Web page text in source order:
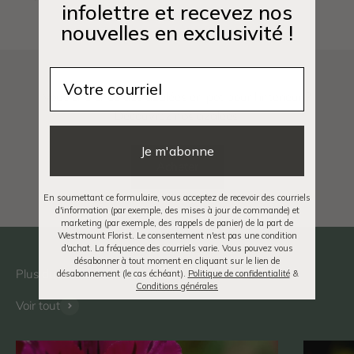
Vous cherchez des azalées en pot pour l'intérieur ?
Découvrez nos azalées.
Voir tout
infolettre et recevez nos
nouvelles en exclusivité !
Je m'abonne
En soumettant ce formulaire, vous acceptez de recevoir des courriels
d'information (par exemple, des mises à jour de commande) et
marketing (par exemple, des rappels de panier) de la part de
Westmount Florist. Le consentement n'est pas une condition
d'achat. La fréquence des courriels varie. Vous pouvez vous
désabonner à tout moment en cliquant sur le lien de
désabonnement (le cas échéant). Politique de confidentialité&
Conditions générales